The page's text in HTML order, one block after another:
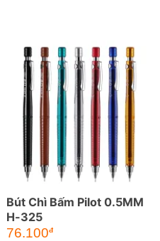
Bút Chì Bấm Pilot 0.5MM
H-325
76.100đ